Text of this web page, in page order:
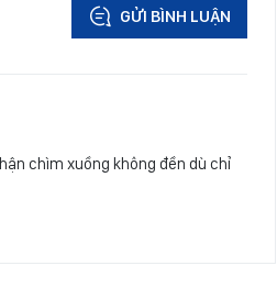
GỬI BÌNH LUẬN
chìm xuồng không đền dù chỉ